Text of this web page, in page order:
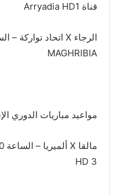
قناة Arryadia HD1
MAGHRIBIA
مواعيد مباريات الدوري
HD 3